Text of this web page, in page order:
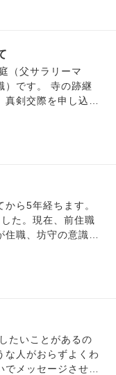
の人間なのに配慮
ました。みんなの
ら、ああ、私は悪
はもう坊守はやめ
きますと言ってし
かあると住職に相
くなられた妹さん
はどうしたらいい
々きかれたようで
批判的なことをい
なにご飯を盛るの
と思います。お手
願いします。
（父サラリーマ
）です。 寺の跡継
剣交際を申し込ん
業と一緒で、話も
。といつも思って
はちょっと楽天的
彼のご家族はどう
寺の後継の方に告
と」「お花ができ
のお母様が1泊2日
すが、彼から「も
のことがよくわか
た
もどうなるのかわ
ら5年経ちます。
た。現在、前住職
職、坊守の意識の
せん。もちろん住
離れていましたし
のように古いので
例えば婦人会の会
を作成したら紙
といけないと言わ
たいことがあるの
な人がおらずよくわ
メッセージさせて